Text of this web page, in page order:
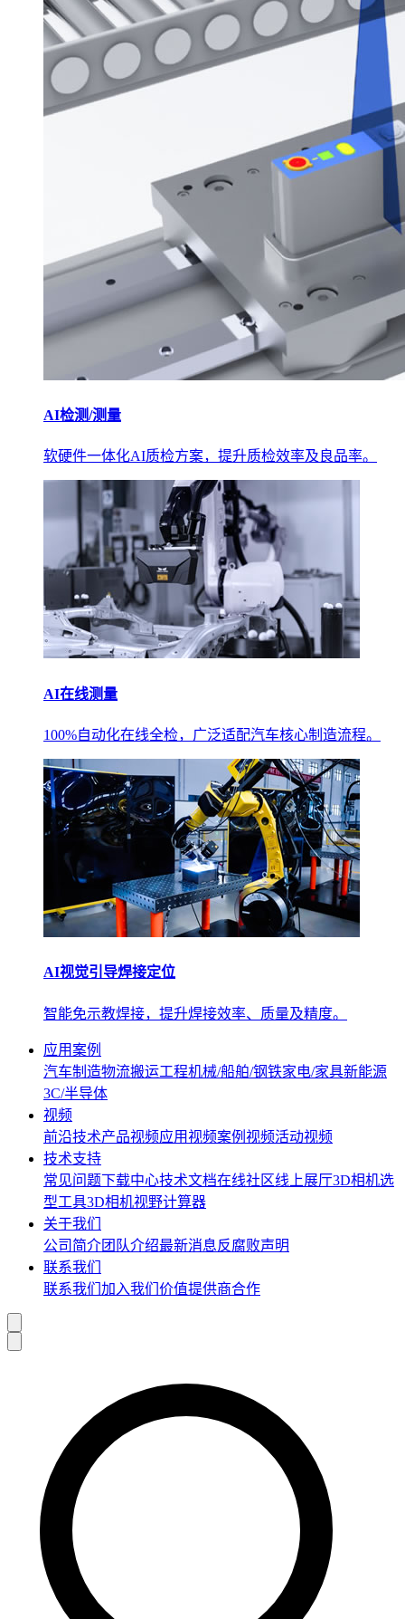
AI检测/测量
软硬件一体化AI质检方案，提升质检效率及良品率。
AI在线测量
100%自动化在线全检，广泛适配汽车核心制造流程。
AI视觉引导焊接定位
智能免示教焊接，提升焊接效率、质量及精度。
应用案例
汽车制造物流搬运工程机械/船舶/钢铁家电/家具新能源
3C/半导体
视频
前沿技术产品视频应用视频案例视频活动视频
技术支持
常见问题下载中心技术文档在线社区线上展厅3D相机选
型工具3D相机视野计算器
关于我们
公司简介团队介绍最新消息反腐败声明
联系我们
联系我们 加入我们 价值提供商合作